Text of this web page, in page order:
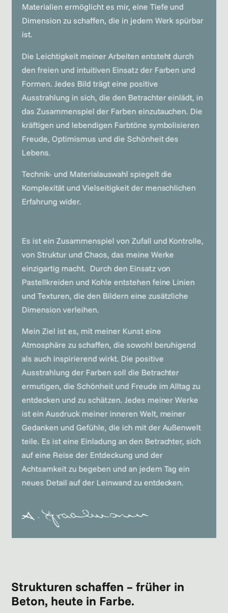
Materialien ermöglicht es mir, eine Tiefe und
Dimension zu schaffen, die in jedem Werk spürbar
ist.
Die Leichtigkeit meiner Arbeiten entsteht durch
den freien und intuitiven Einsatz der Farben und
Formen. Jedes Bild trägt eine positive
Ausstrahlung in sich, die den Betrachter einlädt, in
das Zusammenspiel der Farben einzutauchen. Die
kräftigen und lebendigen Farbtöne symbolisieren
Freude, Optimismus und die Schönheit des
Lebens.
Technik- und Materialauswahl spiegelt die
Komplexität und Vielseitigkeit der menschlichen
Erfahrung wider.
Es ist ein Zusammenspiel von Zufall und Kontrolle,
von Struktur und Chaos, das meine Werke
einzigartig macht. Durch den Einsatz von
Pastellkreiden und Kohle entstehen feine Linien
und Texturen, die den Bildern eine zusätzliche
Dimension verleihen.
Mein Ziel ist es, mit meiner Kunst eine
Atmosphäre zu schaffen, die sowohl beruhigend
als auch inspirierend wirkt. Die positive
Ausstrahlung der Farben soll die Betrachter
ermutigen, die Schönheit und Freude im Alltag zu
entdecken und zu schätzen. Jedes meiner Werke
ist ein Ausdruck meiner inneren Welt, meiner
Gedanken und Gefühle, die ich mit der Außenwelt
teile. Es ist eine Einladung an den Betrachter, sich
auf eine Reise der Entdeckung und der
Achtsamkeit zu begeben und an jedem Tag ein
neues Detail auf der Leinwand zu entdecken.
Strukturen schaffen – früher in
Beton, heute in Farbe.